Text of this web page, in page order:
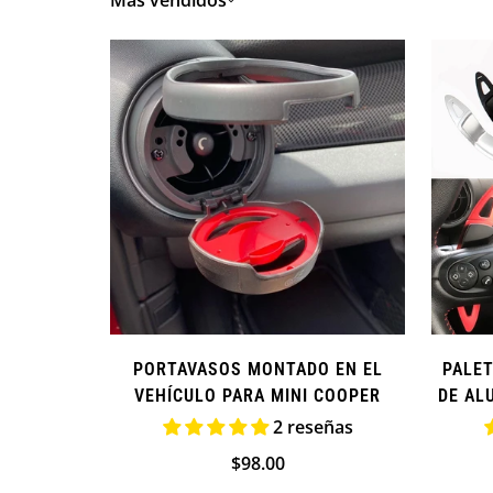
PORTAVASOS MONTADO EN EL
VEHÍCULO PARA MINI COOPER
2 reseñas
Precio
$98.00
DE